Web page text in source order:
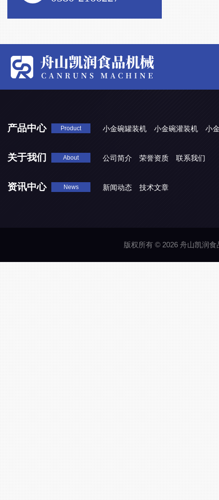
产品中心 Product 小金碗罐装机 小金碗灌装机 小
关于我们 About 公司简介 荣誉资质 联系我们
资讯中心 News 新闻动态 技术文章
版权所有 © 2026 舟山凯润